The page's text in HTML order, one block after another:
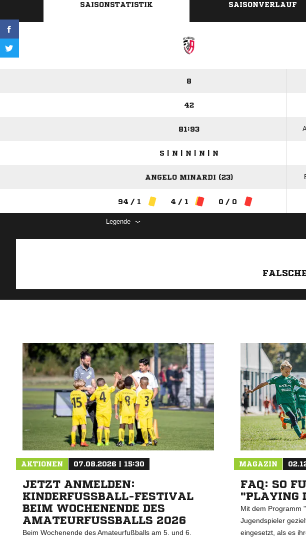
SAISONSTATISTIK SAISONVERLAUF
8
42
81:93
S | N | N | N | N
ANGELO MINARDI (23)
94 / 1 4 / 1 0 / 0
Legende
AKTIONEN 07.08.2026 | 15:30
JETZT ANMELDEN:
KINDERFUSSBALL-FESTIVAL B
EIM WOCHENENDE DES A
MATEURFUSSBALLS 2026
Beim Wochenende des Amateurfußballs am 5. und 6.
MAGAZIN
FAQ: SO
"PLAYING
Mit dem Programm
Jugendspieler
eingesetzt, als es